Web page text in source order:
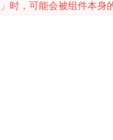
」时，可能会被组件本身